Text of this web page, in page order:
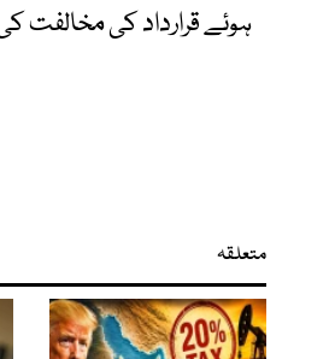
ہوئے قرارداد کی مخالفت
متعلقہ